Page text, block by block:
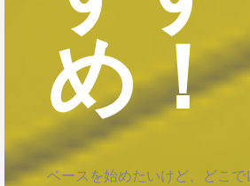
め！
ベースを始めたいけど、どこ